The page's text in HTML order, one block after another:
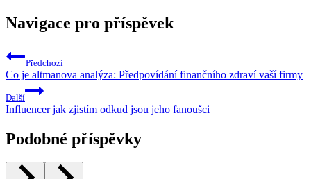
Navigace pro příspěvek
Předchozí
Co je altmanova analýza: Předpovídání finančního zdraví vaší firmy
Další
Influencer jak zjistím odkud jsou jeho fanoušci
Podobné příspěvky